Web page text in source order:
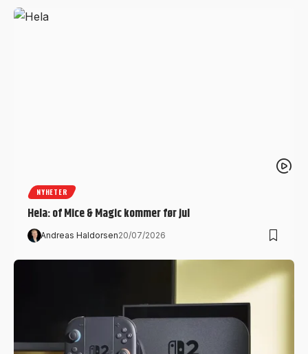
NYHETER
Hela: of Mice & Magic kommer før jul
Andreas Haldorsen20/07/2026